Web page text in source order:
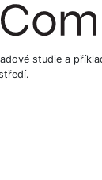
studie a